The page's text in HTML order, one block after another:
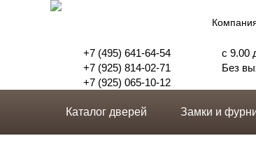
+7 (495) 641-64-54
+7 (925) 814-02-71
+7 (925) 065-10-12
с 9.00
Без
Каталог дверей Замки и